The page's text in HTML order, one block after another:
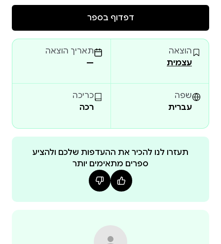
הספר הראשון בסדרה, "מי מנפח את הענבים?" הפך
במהרה לאהוב במיוחד ונמכר עד כה במאות עותקים.
דפדוף בספר
הוצאה
עצמית
תאריך הוצאה
—
שפה
עברית
כריכה
רכה
תעזרו לנו להכיר את ההעדפות שלכם ולהציע
ספרים מתאימים יותר